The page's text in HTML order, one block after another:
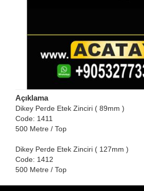
Açıklama
Dikey Perde Etek Zinciri ( 89mm )
Code: 1411
500 Metre / Top
Dikey Perde Etek Zinciri ( 127mm )
Code: 1412
500 Metre / Top